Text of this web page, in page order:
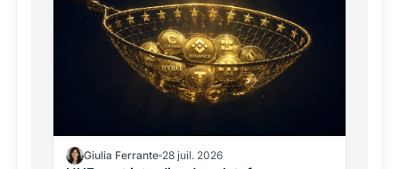
Giulia Ferrante 28 juil. 2026